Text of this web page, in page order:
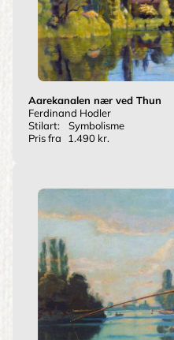
Aarekanalen nær ved Thun
Ferdinand Hodler
Stilart:
Symbolisme
Pris fra
1.490 kr.